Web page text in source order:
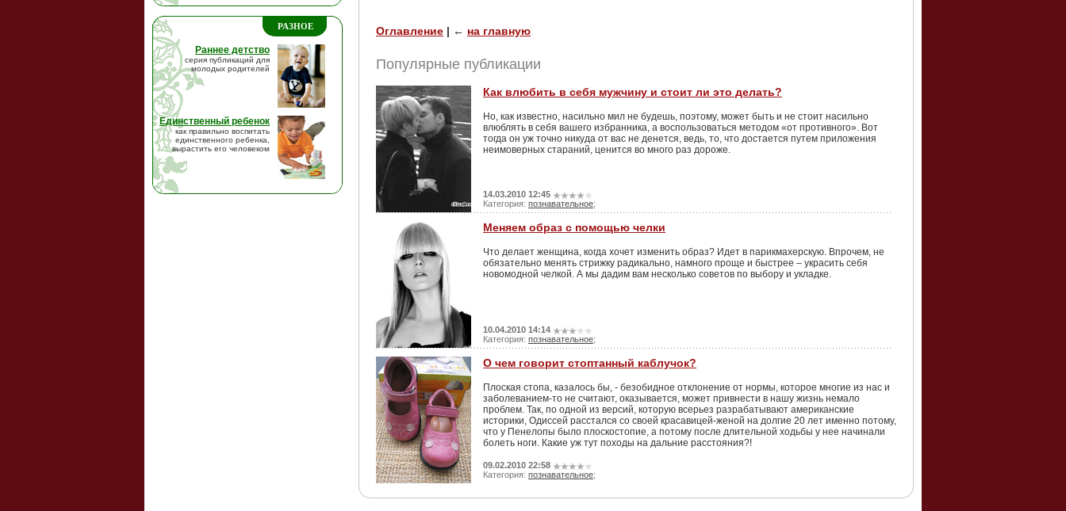
РАЗНОЕ
Раннее детство
серия публикаций для
молодых родителей
Единственный ребенок
как правильно воспитать
единственного ребенка,
вырастить его человеком
Оглавление | ← на главную
Популярные публикации
Как влюбить в себя мужчину и стоит ли это делать?
Но, как известно, насильно мил не будешь, поэтому, может быть и не стоит насильно
влюблять в себя вашего избранника, а воспользоваться методом «от противного». Вот
тогда он уж точно никуда от вас не денется, ведь, то, что достается путем приложения
неимоверных стараний, ценится во много раз дороже.
14.03.2010 12:45
Категория: познавательное;
Меняем образ с помощью челки
Что делает женщина, когда хочет изменить образ? Идет в парикмахерскую. Впрочем, не
обязательно менять стрижку радикально, намного проще и быстрее – украсить себя
новомодной челкой. А мы дадим вам несколько советов по выбору и укладке.
10.04.2010 14:14
Категория: познавательное;
О чем говорит стоптанный каблучок?
Плоская стопа, казалось бы, - безобидное отклонение от нормы, которое многие из нас и
заболеванием-то не считают, оказывается, может привнести в нашу жизнь немало
проблем. Так, по одной из версий, которую всерьез разрабатывают американские
историки, Одиссей расстался со своей красавицей-женой на долгие 20 лет именно потому,
что у Пенелопы было плоскостопие, а потому после длительной ходьбы у нее начинали
болеть ноги. Какие уж тут походы на дальние расстояния?!
09.02.2010 22:58
Категория: познавательное;